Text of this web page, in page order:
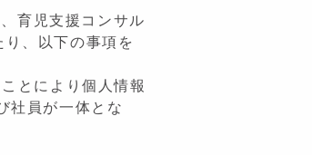
育児支援コンサル
、以下の事項を
とにより個人情報
社員が一体とな